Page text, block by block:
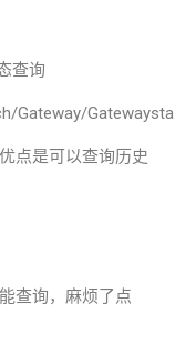
查询
Gateway/
点是可以查询历史
查询，麻烦了点